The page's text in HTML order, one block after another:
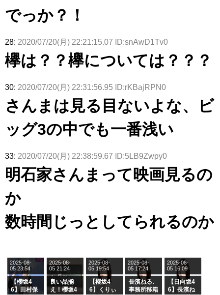
でっか？！
28: 2020/07/20(月) 22:21:15.07 ID:snAwD1Tv0
欅は？？欅については？？？
30: 2020/07/20(月) 22:31:56.95 ID:rKBajRPN0
さんまは見る目ないよな、ビ
ッグ3の中でも一番浅い
33: 2020/07/20(月) 22:38:59.67 ID:5LB9Zwpy0
明石家さんまって映画見るの
か
数時間じっとしてられるのか
【櫻坂4
6】田村保
2025-08-
05 23:54
良い品揃
え！櫻坂4
2025-08-
05 21:24
【櫻坂4
6】くりぃ
2025-08-
05 19:54
長濱ねる、
事務所移籍
2025-08-
05 17:24
【日向坂4
6】長濱ね
2025-08-
05 16:09